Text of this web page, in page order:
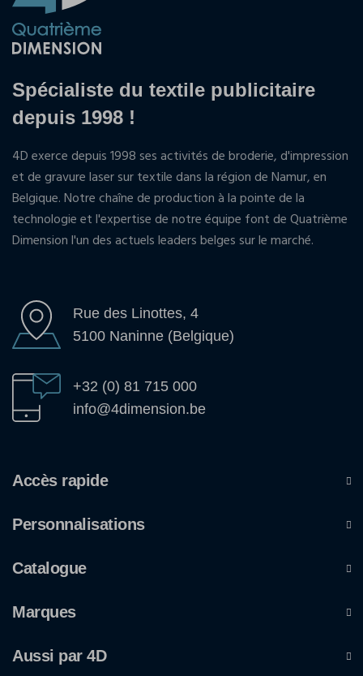
Spécialiste du textile publicitaire
depuis 1998 !
4D exerce depuis 1998 ses activités de broderie, d'impression
et de gravure laser sur textile dans la région de Namur, en
Belgique. Notre chaîne de production à la pointe de la
technologie et l'expertise de notre équipe font de Quatrième
Dimension l'un des actuels leaders belges sur le marché.
Rue des Linottes, 4
5100 Naninne (Belgique)
+32 (0) 81 715 000
info@4dimension.be
Accès rapide
Personnalisations
Catalogue
Marques
Aussi par 4D